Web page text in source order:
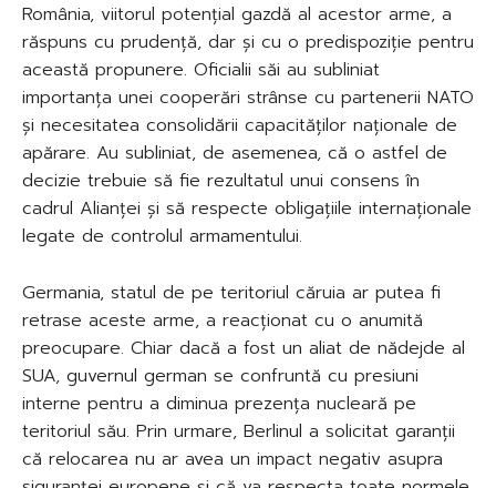
România, viitorul potențial gazdă al acestor arme, a
răspuns cu prudență, dar și cu o predispoziție pentru
această propunere. Oficialii săi au subliniat
importanța unei cooperări strânse cu partenerii NATO
și necesitatea consolidării capacităților naționale de
apărare. Au subliniat, de asemenea, că o astfel de
decizie trebuie să fie rezultatul unui consens în
cadrul Alianței și să respecte obligațiile internaționale
legate de controlul armamentului.
Germania, statul de pe teritoriul căruia ar putea fi
retrase aceste arme, a reacționat cu o anumită
preocupare. Chiar dacă a fost un aliat de nădejde al
SUA, guvernul german se confruntă cu presiuni
interne pentru a diminua prezența nucleară pe
teritoriul său. Prin urmare, Berlinul a solicitat garanții
că relocarea nu ar avea un impact negativ asupra